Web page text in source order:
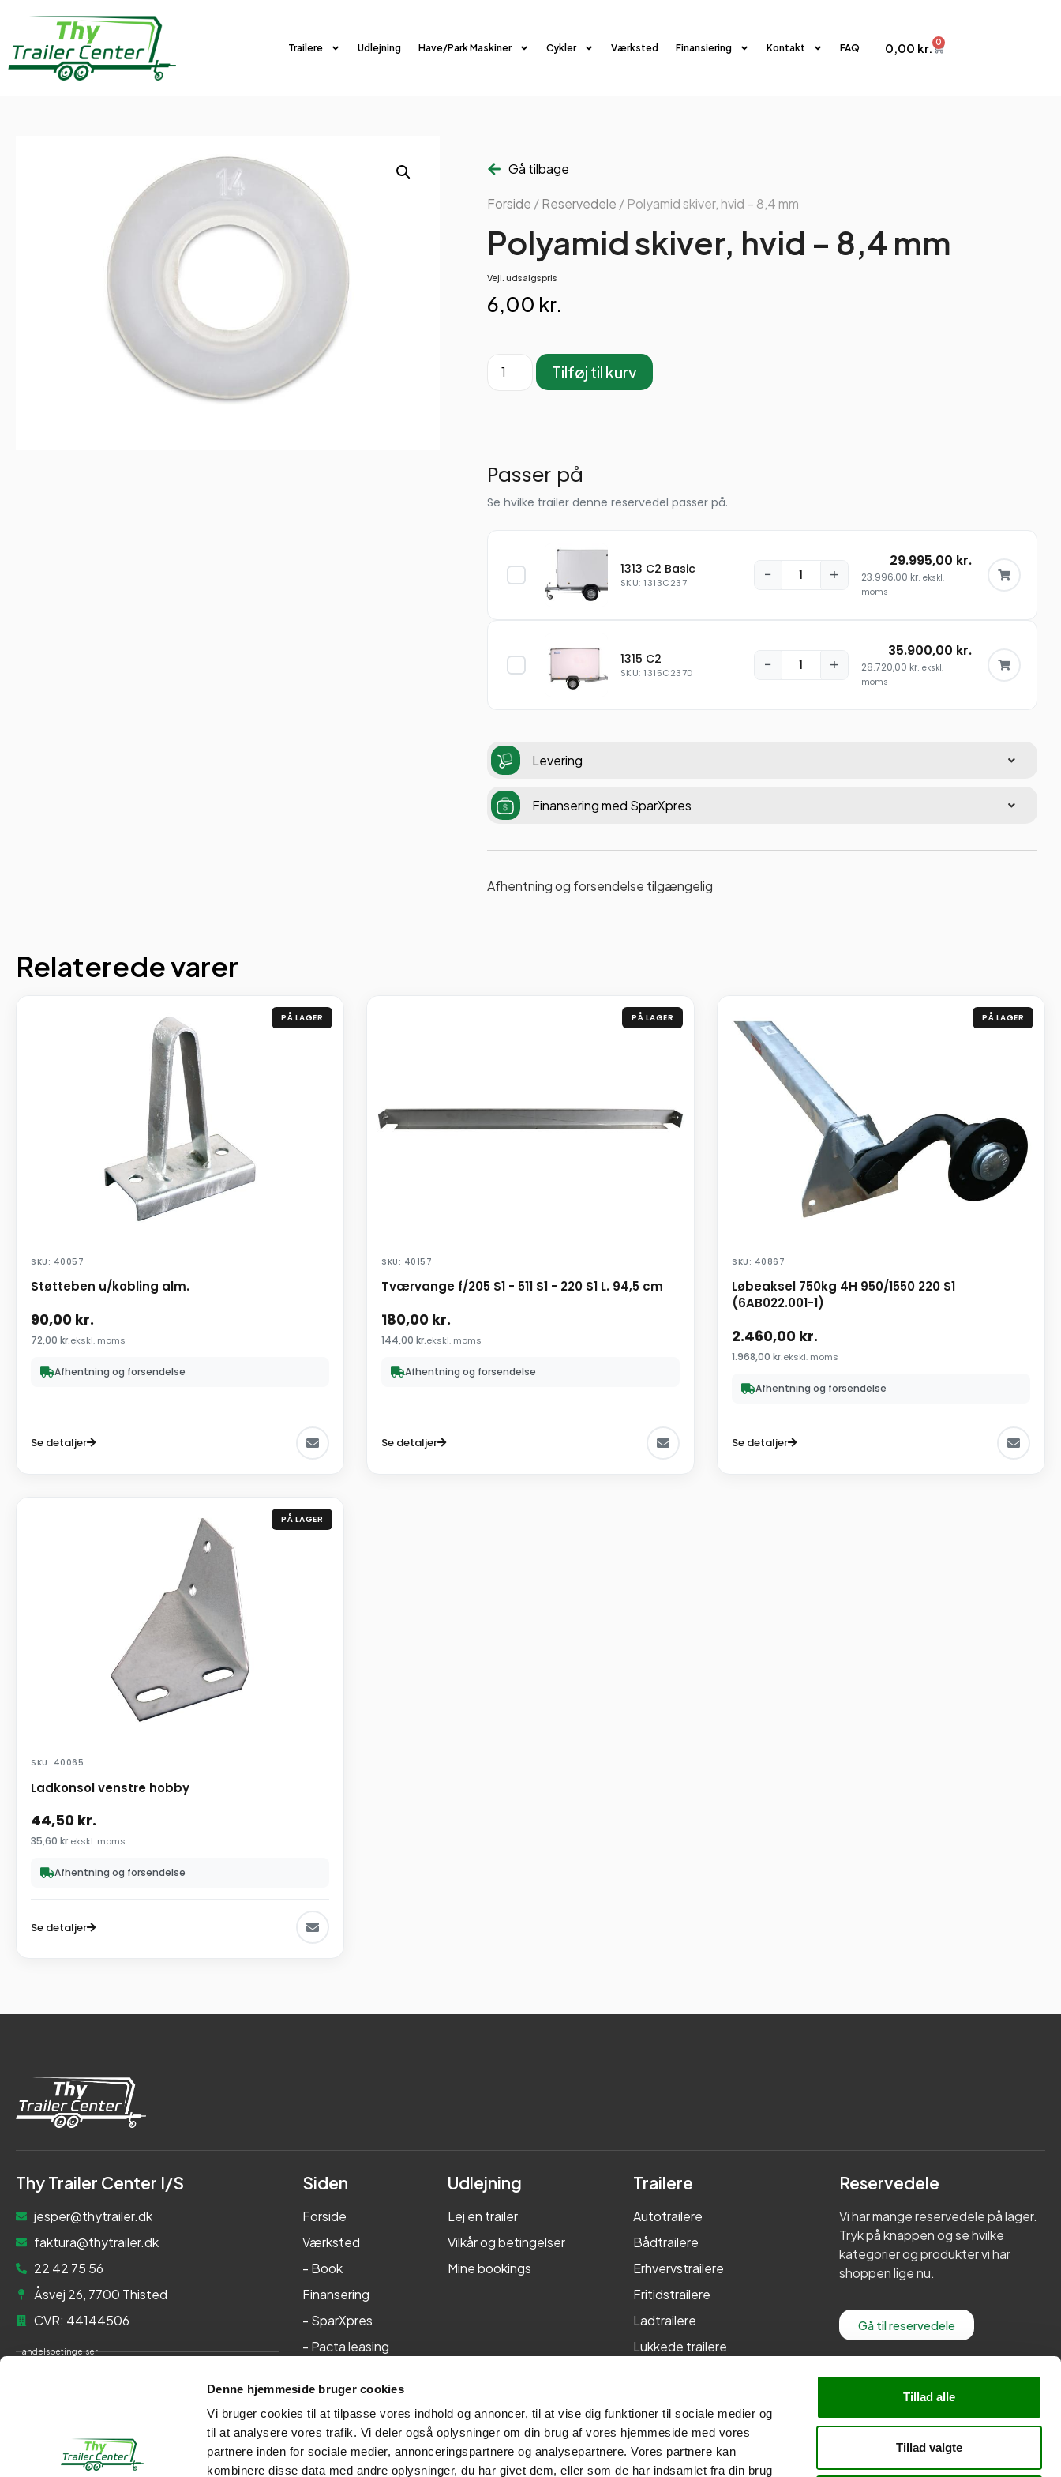
Denne hjemmeside bruger cookies
Vi bruger cookies til at tilpasse vores indhold og annoncer, til at vise dig funktioner til sociale medier og
til at analysere vores trafik. Vi deler også oplysninger om din brug af vores hjemmeside med vores
partnere inden for sociale medier, annonceringspartnere og analysepartnere. Vores partnere kan
kombinere disse data med andre oplysninger, du har givet dem, eller som de har indsamlet fra din brug
Tillad alle
Tillad valgte
Trailere Udlejning Have/Park Maskiner Cykler Værksted Finansiering Kontakt FAQ 0,00 kr. 0
Gå tilbage
Forside /Reservedele / Polyamid skiver, hvid – 8,4 mm
Polyamid skiver, hvid – 8,4 mm
Vejl. udsalgspris
6,00 kr.
Tilføj til kurv
Passer på
Se hvilke trailer denne reservedel passer på.
1313 C2 Basic
SKU: 1313C237 − +
29.995,00 kr.
23.996,00 kr. ekskl.
moms
1315 C2
SKU: 1315C237D − +
35.900,00 kr.
28.720,00 kr. ekskl.
moms
Levering
Finansering med SparXpres
Afhentning og forsendelse tilgængelig
Relaterede varer
PÅ LAGER
SKU: 40057
Støtteben u/kobling alm.
90,00 kr.
72,00 kr.ekskl. moms
Afhentning og forsendelse
Se detaljer
PÅ LAGER
SKU: 40157
Tværvange f/205 S1 - 511 S1 - 220 S1 L. 94,5 cm
180,00 kr.
144,00 kr.ekskl. moms
Afhentning og forsendelse
Se detaljer
PÅ LAGER
SKU: 40867
Løbeaksel 750kg 4H 950/1550 220 S1
(6AB022.001-1)
2.460,00 kr.
1.968,00 kr.ekskl. moms
Afhentning og forsendelse
Se detaljer
PÅ LAGER
SKU: 40065
Ladkonsol venstre hobby
44,50 kr.
35,60 kr.ekskl. moms
Afhentning og forsendelse
Se detaljer
Thy Trailer Center I/S
jesper@thytrailer.dk
faktura@thytrailer.dk
22 42 75 56
Åsvej 26, 7700 Thisted
CVR: 44144506
Handelsbetingelser
Siden
Forside
Værksted
- Book
Finansering
- SparXpres
- Pacta leasing
Kontakt
Udlejning
Lej en trailer
Vilkår og betingelser
Mine bookings
Trailere
Autotrailere
Bådtrailere
Erhvervstrailere
Fritidstrailere
Ladtrailere
Lukkede trailere
Reservedele
Vi har mange reservedele på lager.
Tryk på knappen og se hvilke
kategorier og produkter vi har
shoppen lige nu.
Gå til reservedele